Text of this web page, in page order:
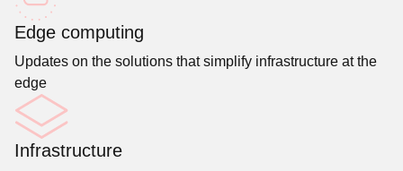
Edge computing
Updates on the solutions that simplify infrastructure at the
edge
Infrastructure